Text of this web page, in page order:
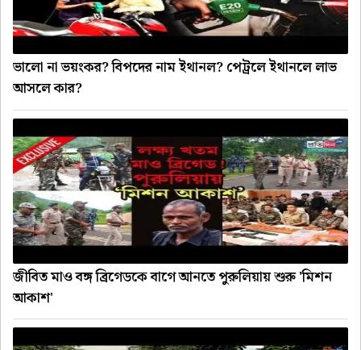
ভালো না ভয়ংকর? বিপদের নাম ইথানল? পেট্রলে ইথানলে লাভ
আসলে কার?
জীবিত মাও বঙ্গ ব্রিগেডকে বাগে আনতে পুরুলিয়ায় শুরু 'মিশন
আকাশ'